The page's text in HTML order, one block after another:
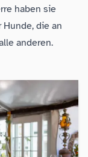
haben sie
die an
anderen.